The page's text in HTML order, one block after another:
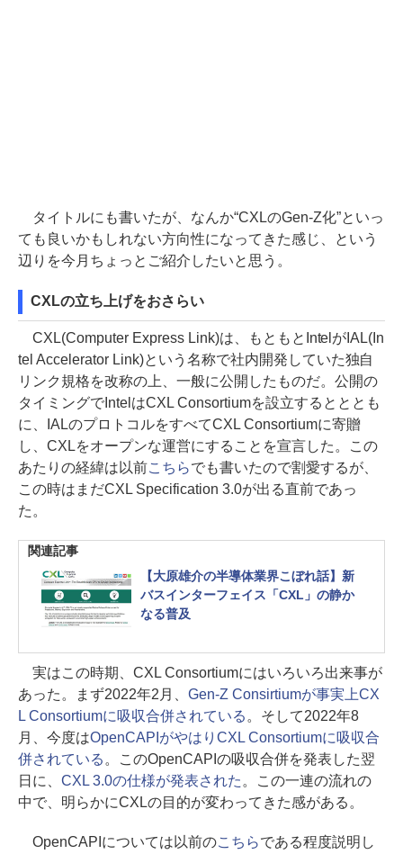
タイトルにも書いたが、なんか“CXLのGen-Z化”といっ
ても良いかもしれない方向性になってきた感じ、という
辺りを今月ちょっとご紹介したいと思う。
CXLの立ち上げをおさらい
CXL(Computer Express Link)は、もともとIntelがIAL(In
tel Accelerator Link)という名称で社内開発していた独自
リンク規格を改称の上、一般に公開したものだ。公開の
タイミングでIntelはCXL Consortiumを設立するとととも
に、IALのプロトコルをすべてCXL Consortiumに寄贈
し、CXLをオープンな運営にすることを宣言した。この
あたりの経緯は以前こちらでも書いたので割愛するが、
この時はまだCXL Specification 3.0が出る直前であっ
た。
関連記事
【大原雄介の半導体業界こぼれ話】新
バスインターフェイス「CXL」の静か
なる普及
実はこの時期、CXL Consortiumにはいろいろ出来事が
あった。まず2022年2月、 Gen-Z Consirtiumが事実上CX
L Consortiumに吸収合併されている 。そして2022年8
月、今度はOpenCAPIがやはりCXL Consortiumに吸収合
併されている 。このOpenCAPIの吸収合併を発表した翌
日に、 CXL 3.0の仕様が発表された 。この一連の流れの
中で、明らかにCXLの目的が変わってきた感がある。
OpenCAPIについては以前のこちらである程度説明し